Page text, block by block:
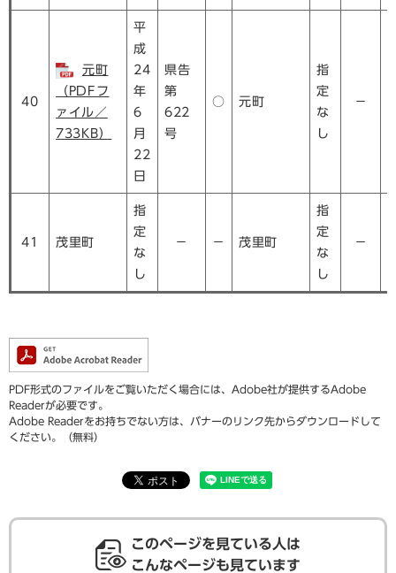
40
元町
（PDFフ
ァイル／
733KB）
平
成
24
年
6
月
22
日
県告
第
622
号
○ 元町
指
定
な
し
－
41 茂里町
指
定
な
し
－ － 茂里町
指
定
な
し
－
PDF形式のファイルをご覧いただく場合には、Adobe社が提供するAdobe
Readerが必要です。
Adobe Readerをお持ちでない方は、バナーのリンク先からダウンロードして
ください。（無料）
このページを見ている人は
こんなページも見ています